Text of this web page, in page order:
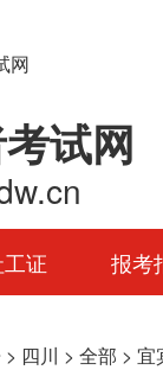
网
试网
证 报考
> 四川 > 全部 > 宜